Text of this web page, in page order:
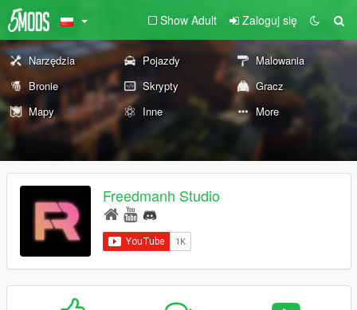
Show Adult Zaloguj się
Narzędzia Pojazdy
Malowania
Bronie
Skrypty
Gracz
Mapy
Inne More
Freedmanh Studio